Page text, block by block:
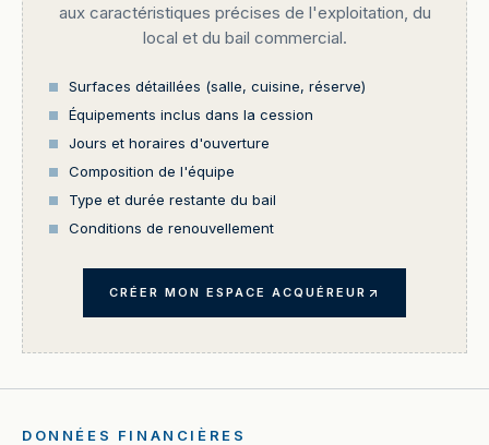
aux caractéristiques précises de l'exploitation, du
local et du bail commercial.
Surfaces détaillées (salle, cuisine, réserve)
Équipements inclus dans la cession
Jours et horaires d'ouverture
Composition de l'équipe
Type et durée restante du bail
Conditions de renouvellement
CRÉER MON ESPACE ACQUÉREUR
DONNÉES FINANCIÈRES